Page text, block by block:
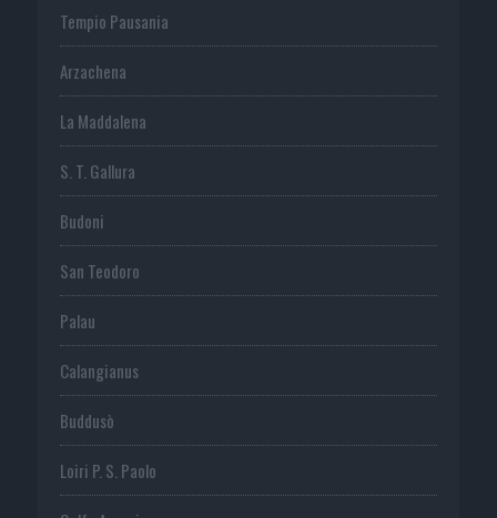
Tempio Pausania
Arzachena
La Maddalena
S. T. Gallura
Budoni
San Teodoro
Palau
Calangianus
Buddusò
Loiri P. S. Paolo